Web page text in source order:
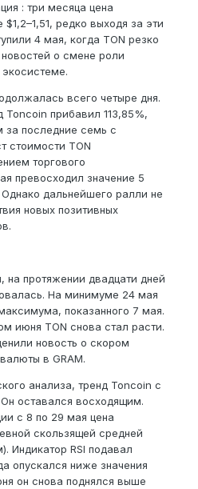
: три месяца цена
редко выходя за эти
4 мая, когда TON резко
о смене роли
всего четыре дня.
Toncoin прибавил 113,85%,
последние семь с
стоимости TON
торгового
превосходил значение 5
дальнейшего ралли не
новых позитивных
на протяжении двадцати дней
На минимуме 24 мая
показанного 7 мая.
июня TON снова стал расти.
новость о скором
в GRAM.
анализа, тренд Toncoin с
оставался восходящим.
с 8 по 29 мая цена
скользящей средней
Индикатор RSI подавал
опускался ниже значения
он снова поднялся выше